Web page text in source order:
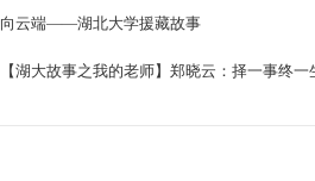
向云端——湖北大学援藏故事
【湖大故事之我的老师】郑晓云：择一事终一